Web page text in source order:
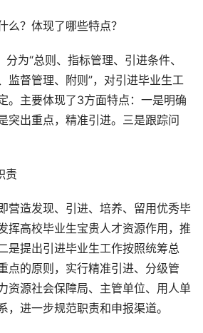
么？体现了哪些特点？
分为“总则、指标管理、引进条件、
监督管理、附则”，对引进毕业生工
。主要体现了3方面特点：一是明确
突出重点，精准引进。三是跟踪问
责
营造发现、引进、培养、留用优秀毕
挥高校毕业生宝贵人才资源作用，推
是提出引进毕业生工作按照统筹总
点的原则，实行精准引进、分级管
资源社会保障局、主管单位、用人单
，进一步规范职责和申报渠道。